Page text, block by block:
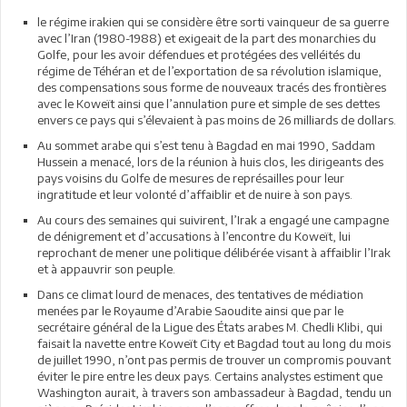
le régime irakien qui se considère être sorti vainqueur de sa guerre
avec l’Iran (1980-1988) et exigeait de la part des monarchies du
Golfe, pour les avoir défendues et protégées des velléités du
régime de Téhéran et de l’exportation de sa révolution islamique,
des compensations sous forme de nouveaux tracés des frontières
avec le Koweït ainsi que l’annulation pure et simple de ses dettes
envers ce pays qui s’élevaient à pas moins de 26 milliards de dollars.
Au sommet arabe qui s’est tenu à Bagdad en mai 1990, Saddam
Hussein a menacé, lors de la réunion à huis clos, les dirigeants des
pays voisins du Golfe de mesures de représailles pour leur
ingratitude et leur volonté d’affaiblir et de nuire à son pays.
Au cours des semaines qui suivirent, l’Irak a engagé une campagne
de dénigrement et d’accusations à l’encontre du Koweït, lui
reprochant de mener une politique délibérée visant à affaiblir l’Irak
et à appauvrir son peuple.
Dans ce climat lourd de menaces, des tentatives de médiation
menées par le Royaume d’Arabie Saoudite ainsi que par le
secrétaire général de la Ligue des États arabes M. Chedli Klibi, qui
faisait la navette entre Koweït City et Bagdad tout au long du mois
de juillet 1990, n’ont pas permis de trouver un compromis pouvant
éviter le pire entre les deux pays. Certains analystes estiment que
Washington aurait, à travers son ambassadeur à Bagdad, tendu un